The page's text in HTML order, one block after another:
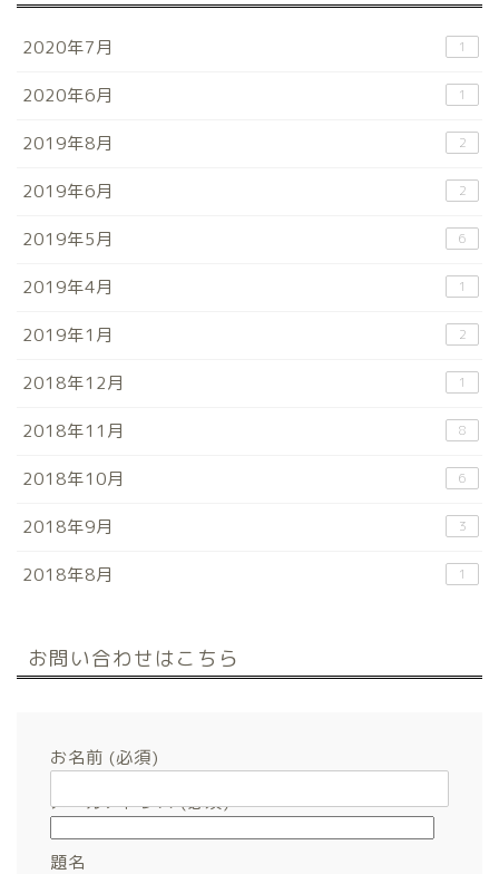
2020年7月 1
2020年6月 1
2019年8月 2
2019年6月 2
2019年5月 6
2019年4月 1
2019年1月 2
2018年12月 1
2018年11月 8
2018年10月 6
2018年9月 3
2018年8月 1
お問い合わせはこちら
お名前 (必須)
メールアドレス (必須)
題名